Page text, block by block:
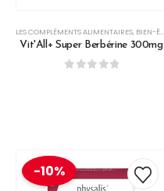
LES COMPLÉMENTS ALIMENTAIRES, BIEN-ÊTRE, ÉQUILIBRE ÉMOTIONNEL
Vit'All+ Super Berbérine 300mg
-10%